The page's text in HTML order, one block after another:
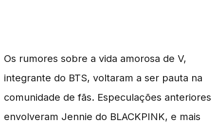
Os rumores sobre a vida amorosa de V,
integrante do BTS, voltaram a ser pauta na
comunidade de fãs. Especulações anteriores
envolveram Jennie do BLACKPINK, e mais